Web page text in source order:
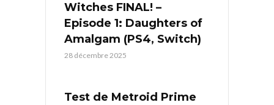
Witches FINAL! –
Episode 1: Daughters of
Amalgam (PS4, Switch)
28 décembre 2025
Test de Metroid Prime